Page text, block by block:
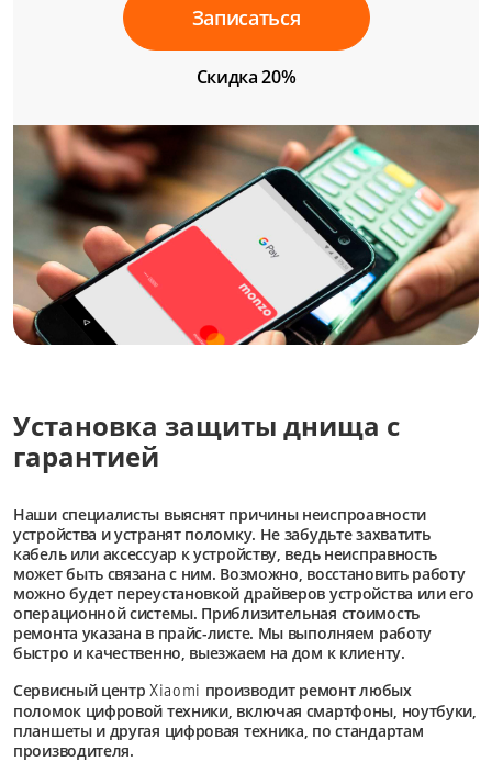
Записаться
Скидка 20%
Установка защиты днища с
гарантией
Наши специалисты выяснят причины неиспроавности
устройства и устранят поломку. Не забудьте захватить
кабель или аксессуар к устройству, ведь неисправность
может быть связана с ним. Возможно, восстановить работу
можно будет переустановкой драйверов устройства или его
операционной системы. Приблизительная стоимость
ремонта указана в прайс-листе. Мы выполняем работу
быстро и качественно, выезжаем на дом к клиенту.
Сервисный центрXiaomi производит ремонт любых
поломок цифровой техники, включая смартфоны, ноутбуки,
планшеты и другая цифровая техника, по стандартам
производителя.